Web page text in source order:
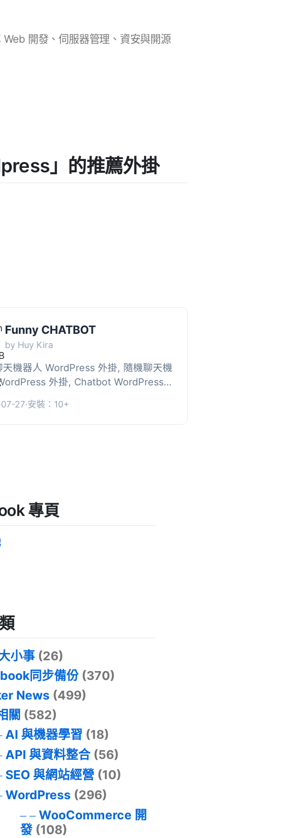
開發、伺服器管理、資安與開源
」的推薦外掛
Funny CHATBOT
by Huy Kira
天機器人 WordPress 外掛, 隨機聊天機
外掛, Chatbot WordPress
huykira.net/share-code/shar...
27·安裝：10+
專頁
小事 (26)
同步備份 (370)
News (499)
關 (582)
AI 與機器學習 (18)
API 與資料整合(56)
SEO 與網站經營 (10)
WordPress (296)
WooCommerce 開
發(108)